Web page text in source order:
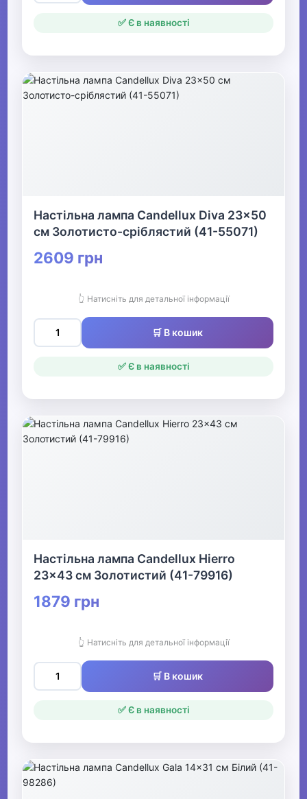
✅ Є в наявності
Настільна лампа Candellux Diva 23x50
см Золотисто-сріблястий (41-55071)
2609 грн
👆 Натисніть для детальної інформації
🛒 В кошик
✅ Є в наявності
Настільна лампа Candellux Hierro
23x43 см Золотистий (41-79916)
1879 грн
👆 Натисніть для детальної інформації
🛒 В кошик
✅ Є в наявності